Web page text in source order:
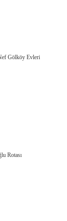
Gölköy Evleri
Rotası